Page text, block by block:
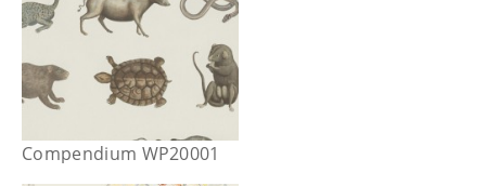
Compendium WP20001